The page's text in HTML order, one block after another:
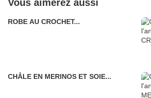
Vous aimerez aussi
ROBE AU CROCHET...
CHÂLE EN MERINOS ET SOIE...